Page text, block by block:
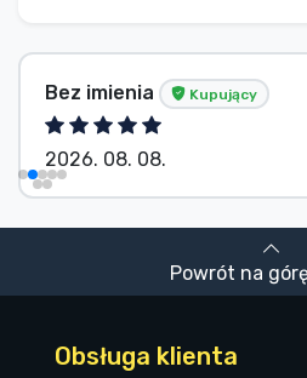
Bez imienia Kupujący
2026. 08. 08.
Powrót na
Obsługa klienta